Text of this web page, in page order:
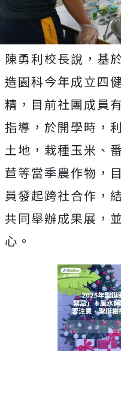
陳勇利校長說，基
造園科今年成立四
精，目前社團成員
指導，於開學時，
土地，栽種玉米、
苣等當季農作物，
員發起跨社合作，
共同舉辦成果展，
心。